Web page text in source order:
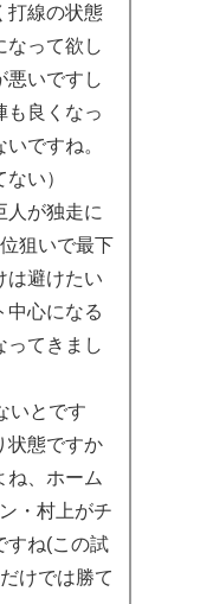
打線の状態
なって欲し
悪いですし
も良くなっ
ですね。
い）
人が独走に
狙いで最下
は避けたい
中心になる
ってきまし
いとです
状態ですか
ね、ホーム
・村上がチ
すね(この試
けでは勝て